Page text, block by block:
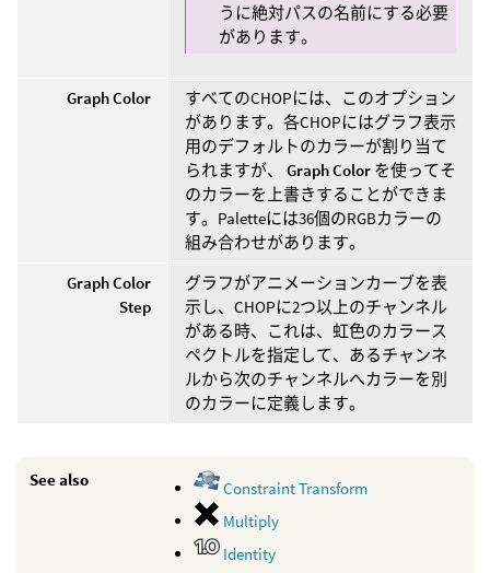
うに絶対パスの名前にする必要
があります。
Graph Color
すべてのCHOPには、このオプション
があります。各CHOPにはグラフ表示
用のデフォルトのカラーが割り当て
られますが、 Graph Color を使ってそ
のカラーを上書きすることができま
す。Paletteには36個のRGBカラーの
組み合わせがあります。
Graph Color
Step
グラフがアニメーションカーブを表
示し、CHOPに2つ以上のチャンネル
がある時、これは、虹色のカラース
ペクトルを指定して、あるチャンネ
ルから次のチャンネルへカラーを別
のカラーに定義します。
See also
Constraint Transform
Multiply
Identity